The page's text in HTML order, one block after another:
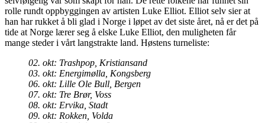
rolle rundt oppbyggingen av artisten Luke Elliot. Elliot selv sier at
han har rukket å bli glad i Norge i løpet av det siste året, nå er det på
tide at Norge lærer seg å elske Luke Elliot, den muligheten får
mange steder i vårt langstrakte land. Høstens turneliste:
02. okt: Trashpop, Kristiansand
03. okt: Energimølla, Kongsberg
06. okt: Lille Ole Bull, Bergen
07. okt: Tre Brør, Voss
08. okt: Ervika, Stadt
09. okt: Rokken, Volda